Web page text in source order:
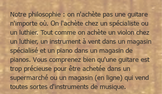
(Alliance) snaren. Wat
debassnaren(E-A-D) betreft heb je keuze
uitHT Classic, Corum, CantigaenCantiga
premiumsnaren.
Tot slot heb je per set snaren keuze uit3
soorten spanningen :normal tension, hard
tensionofmixed tension.
1. Eerste keuze: welke melodiesnaren (G-b-
e’) wil je gebruiken?
Alliance (carbon):geeft een heldere,
Notre philosophie : on n'achète pas une guitare
n'importe où. On l'achète chez un spécialiste ou
un luthier. Tout comme on achète un violon chez
un luthier, un instrument à vent dans un magasin
spécialisé et un piano dans un magasin de
pianos. Vous comprenez bien qu'une guitare est
trop précieuse pour être achetée dans un
supermarché ou un magasin (en ligne) qui vend
toutes sortes d'instruments de musique.